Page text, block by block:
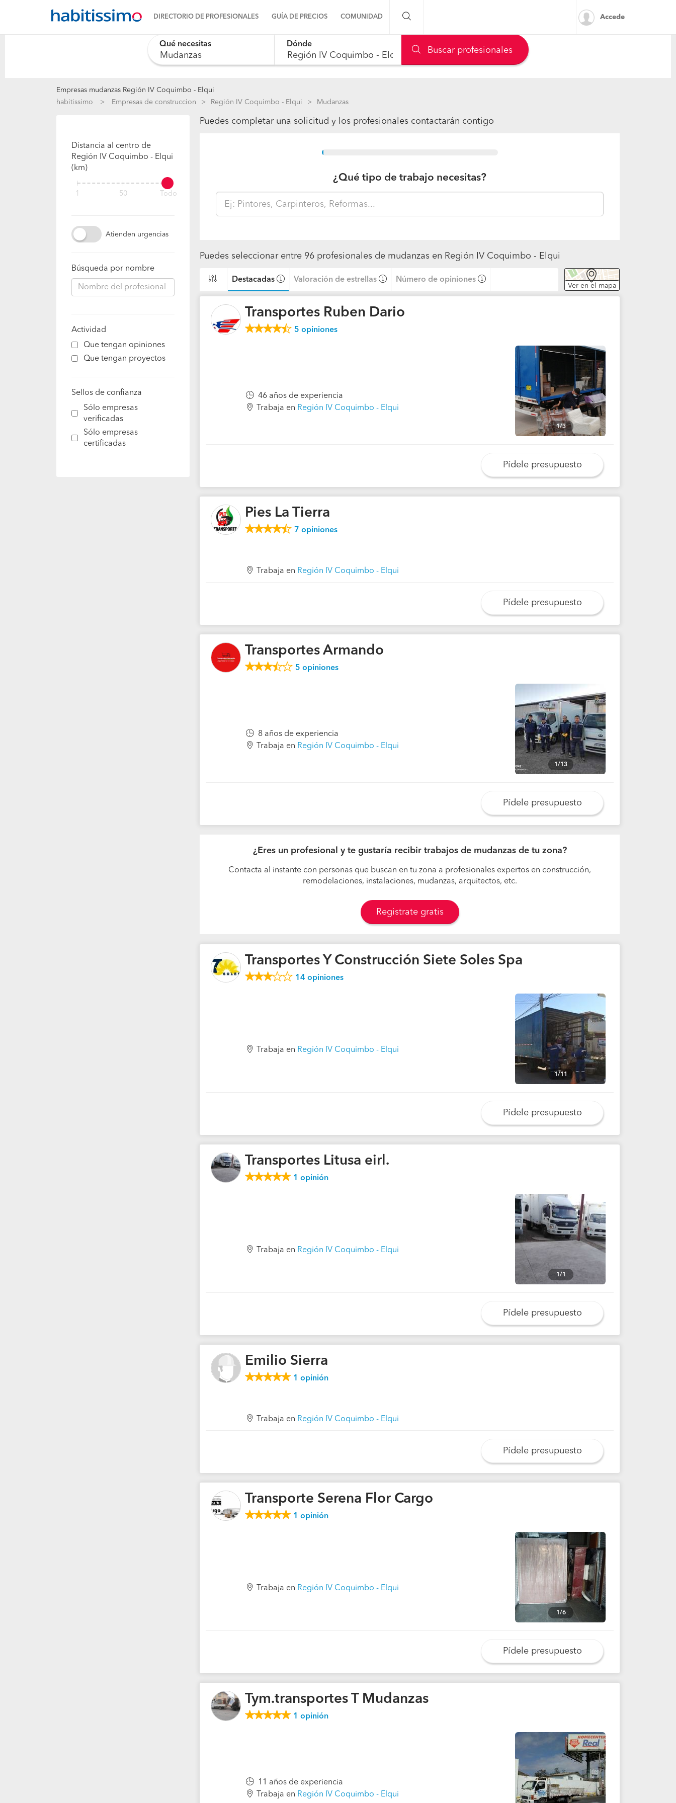
DIRECTORIO DE PROFESIONALES GUÍA DE PRECIOS COMUNIDAD
Preguntas a la comunidad
Procenter
Accede
Qué necesitas Dónde
Buscar profesionales
Empresas mudanzas Región IV Coquimbo - Elqui
habitissimo
Empresas de construccion Región IV Coquimbo - Elqui Mudanzas
Distancia al centro de
Región IV Coquimbo - Elqui
(km)
1 50 Todo
Atienden urgencias
Búsqueda por nombre
Actividad
Que tengan opiniones
Que tengan proyectos
Sellos de confianza
Sólo empresas
verificadas
Sólo empresas
certificadas
Puedes completar una solicitud y los profesionales contactarán contigo
15%
¿Qué tipo de trabajo necesitas?
Puedes seleccionar entre 96 profesionales de mudanzas en Región IV Coquimbo - Elqui
Destacadas Valoración de estrellas Número de opiniones
Ver en el mapa
Transportes Ruben Dario
5 opiniones
1/3
46 años de experiencia
Trabaja en Región IV Coquimbo - Elqui
Pídele presupuesto
Pies La Tierra
7 opiniones
Trabaja en Región IV Coquimbo - Elqui
Pídele presupuesto
Transportes Armando
5 opiniones
1/13
8 años de experiencia
Trabaja en Región IV Coquimbo - Elqui
Pídele presupuesto
¿Eres un profesional y te gustaría recibir trabajos de mudanzas de tu zona?
Contacta al instante con personas que buscan en tu zona a profesionales expertos en construcción,
remodelaciones, instalaciones, mudanzas, arquitectos, etc.
Registrate gratis
Transportes Y Construcción Siete Soles Spa
14 opiniones
1/11
Trabaja en Región IV Coquimbo - Elqui
Pídele presupuesto
Transportes Litusa eirl.
1 opinión
1/1
Trabaja en Región IV Coquimbo - Elqui
Pídele presupuesto
Emilio Sierra
1 opinión
Trabaja en Región IV Coquimbo - Elqui
Pídele presupuesto
Transporte Serena Flor Cargo
1 opinión
1/6
Trabaja en Región IV Coquimbo - Elqui
Pídele presupuesto
Tym.transportes T Mudanzas
1 opinión
11 años de experiencia
Trabaja en Región IV Coquimbo - Elqui